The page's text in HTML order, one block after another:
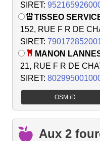
SIRET:
TISSEO
152, RUE F R DE
SIRET:
MANON
21, RUE F R DE
SIRET:
OSM iD
Aux 2